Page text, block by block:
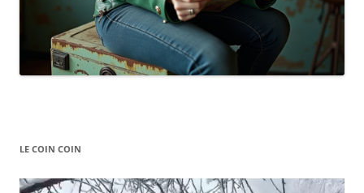
LE COIN COIN
Video